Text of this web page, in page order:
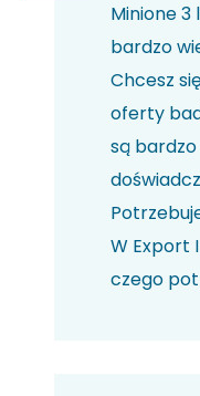
Minione 3
bardzo
Chcesz
oferty
są bardzo
W Export
czego